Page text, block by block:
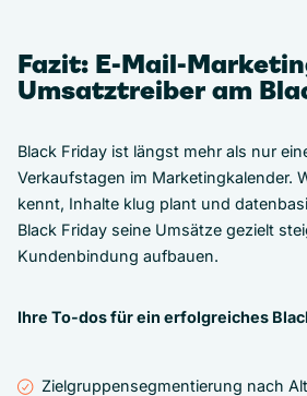
Fazit: E-Mail-
Umsatztreiber am
Black Friday ist längst mehr als nur
Verkaufstagen im Marketingkalender.
kennt, Inhalte klug plant und
Black Friday seine Umsätze gezielt
Kundenbindung aufbauen.
Ihre To-dos für ein erfolgreiches
Zielgruppensegmentierung nach